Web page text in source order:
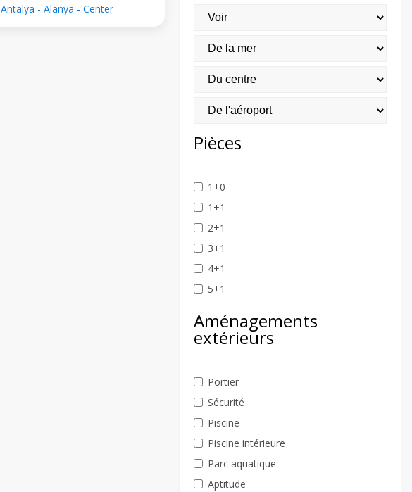
Antalya - Alanya - Center
Pièces
1+0
1+1
2+1
3+1
4+1
5+1
Aménagements
extérieurs
Portier
Sécurité
Piscine
Piscine intérieure
Parc aquatique
Aptitude